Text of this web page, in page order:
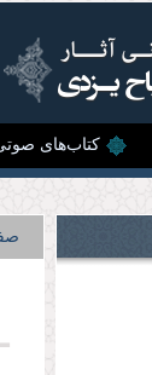
کتاب‌های